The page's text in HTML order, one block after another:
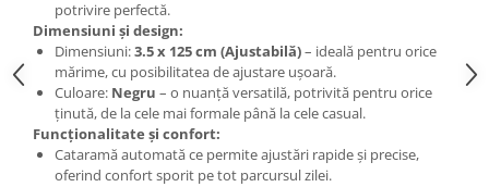
potrivire perfectă.
Dimensiuni și design:
Dimensiuni:3.5 x 125 cm (Ajustabilă)– ideală pentru orice
mărime, cu posibilitatea de ajustare ușoară.
Culoare: Negru – o nuanță versatilă, potrivită pentru orice
ținută, de la cele mai formale până la cele casual.
Funcționalitate și confort:
Cataramă automată ce permite ajustări rapide și precise,
oferind confort sporit pe tot parcursul zilei.